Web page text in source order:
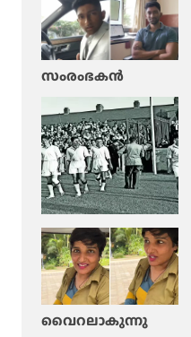
സംരംഭകൻ
വൈറലാകുന്നു